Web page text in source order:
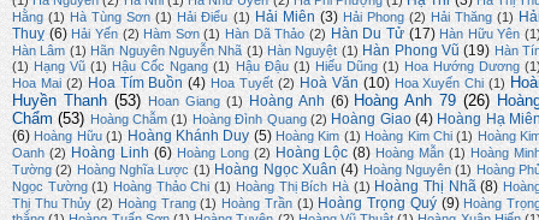
Hằng (1) Hà Tùng Sơn (1) Hải Điểu (1) Hải Miên (3) Hải Phong (2) Hải Thăng (1)
Thuỵ (6) Hải Yến (2) Hàm Sơn (1) Hàn Dã Thảo (2) Hàn Du Tử (17) Hàn Hữu Yên
Hàn Lâm (1) Hãn Nguyên Nguyễn Nhã (1) Hàn Nguyệt (1) Hàn Phong Vũ (19) Hàn
(1) Hạng Vũ (1) Hậu Cốc Ngang (1) Hậu Đậu (1) Hiếu Dũng (1) Hoa Hướng Dương
Hoa Mai (2) Hoa Tím Buồn (4) Hoa Tuyết (2) Hoà Văn (10) Hoa Xuyến Chi (1)
Huyền Thanh (53) Hoan Giang (1) Hoàng Anh (6) Hoàng Anh 79 (26)
Chẩm (53) Hoàng Chẫm (1) Hoàng Đình Quang (2) Hoàng Giao (4) Hoàng Hạ
(6) Hoàng Hữu (1) Hoàng Khánh Duy (5) Hoàng Kim (1) Hoàng Kim Chi (1) Hoàng
Oanh (2) Hoàng Linh (6) Hoàng Long (2) Hoàng Lộc (8) Hoàng Mẫn (1) Hoàng
Tường (2) Hoàng Nghĩa Lược (1) Hoàng Ngọc Xuân (4) Hoàng Nguyên (1) Hoàng
Ngọc Tường (1) Hoàng Thảo Chi (1) Hoàng Thị Bích Hà (1) Hoàng Thị Nhã (8)
Thị Thu Thủy (2) Hoàng Trang (1) Hoàng Trần (1) Hoàng Trọng Quý (9) Hoàng